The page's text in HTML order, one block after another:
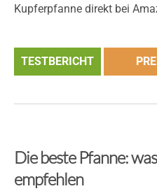
Kupferpfanne direkt bei
TESTBERICHT
Die beste Pfanne:
empfehlen